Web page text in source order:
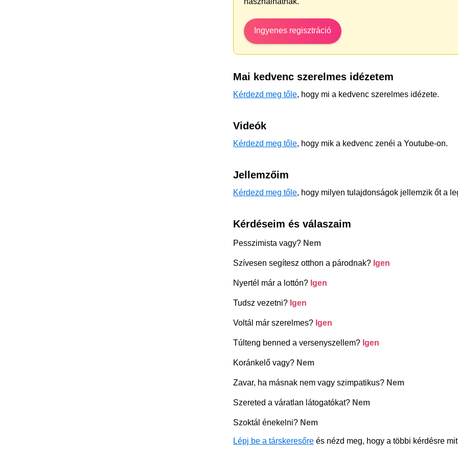
Ingyenes regisztráció
Mai kedvenc szerelmes idézetem
Kérdezd meg tőle, hogy mi a kedvenc szerelmes idézete.
Videók
Kérdezd meg tőle, hogy mik a kedvenc zenéi a Youtube-on.
Jellemzőim
Kérdezd meg tőle, hogy milyen tulajdonságok jellemzik őt a
Kérdéseim és válaszaim
Pesszimista vagy? Nem
Szívesen segítesz otthon a párodnak? Igen
Nyertél már a lottón? Igen
Tudsz vezetni? Igen
Voltál már szerelmes? Igen
Túlteng benned a versenyszellem? Igen
Koránkelő vagy? Nem
Zavar, ha másnak nem vagy szimpatikus? Nem
Szereted a váratlan látogatókat? Nem
Szoktál énekelni? Nem
Lépj be a társkeresőre és nézd meg, hogy a többi kérdésre